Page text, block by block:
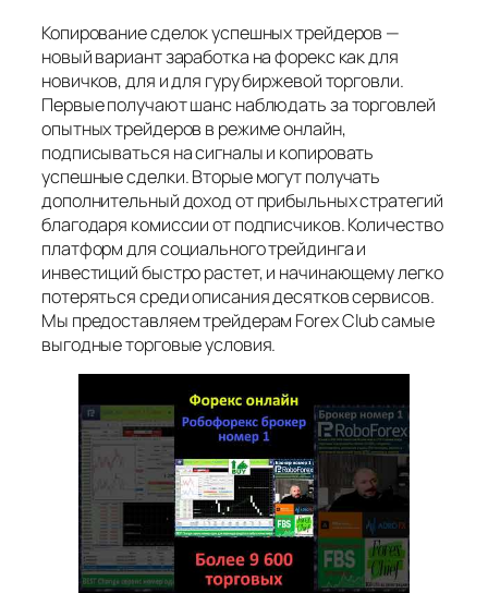
Копирование сделок успешных трейдеров —
новый вариант заработка на форекс как для
новичков, для и для гуру биржевой торговли.
Первые получают шанс наблюдать за торговлей
опытных трейдеров в режиме онлайн,
подписываться на сигналы и копировать
успешные сделки. Вторые могут получать
дополнительный доход от прибыльных стратегий
благодаря комиссии от подписчиков. Количество
платформ для социального трейдинга и
инвестиций быстро растет, и начинающему легко
потеряться среди описания десятков сервисов.
Мы предоставляем трейдерам Forex Club самые
выгодные торговые условия.